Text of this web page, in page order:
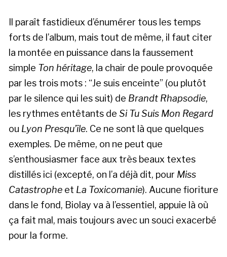
Il paraît fastidieux d’énumérer tous les temps
forts de l’album, mais tout de même, il faut citer
la montée en puissance dans la faussement
simple Ton héritage, la chair de poule provoquée
par les trois mots : “Je suis enceinte” (ou plutôt
par le silence qui les suit) de Brandt Rhapsodie,
les rythmes entêtants de Si Tu Suis Mon Regard
ou Lyon Presqu’île. Ce ne sont là que quelques
exemples. De même, on ne peut que
s’enthousiasmer face aux très beaux textes
distillés ici (excepté, on l’a déjà dit, pour Miss
Catastrophe et La Toxicomanie). Aucune fioriture
dans le fond, Biolay va à l’essentiel, appuie là où
ça fait mal, mais toujours avec un souci exacerbé
pour la forme.